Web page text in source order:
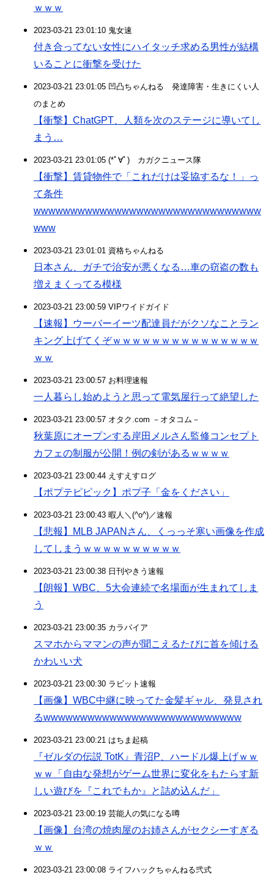
ｗｗｗ
2023-03-21 23:01:10 鬼女速
付き合ってない女性にハイタッチ求める男性が結構
いることに衝撃を受けた
2023-03-21 23:01:05 凹凸ちゃんねる 発達障害・生きにくい人
のまとめ
【衝撃】ChatGPT、人類を次のステージに導いてし
まう…
2023-03-21 23:01:05 (*ﾟ∀ﾟ)ゞカガクニュース隊
【衝撃】賃貸物件で「これだけは妥協するな！」っ
て条件
wwwwwwwwwwwwwwwwwwwwwwwwwwwwwww
www
2023-03-21 23:01:01 資格ちゃんねる
日本さん、ガチで治安が悪くなる…車の窃盗の数も
増えまくってる模様
2023-03-21 23:00:59 VIPワイドガイド
【速報】ウーバーイーツ配達員だがクソなことラン
キング上げてくぞｗｗｗｗｗｗｗｗｗｗｗｗｗｗｗ
ｗｗ
2023-03-21 23:00:57 お料理速報
一人暮らし始めようと思って電気屋行って絶望した
2023-03-21 23:00:57 オタク.com －オタコム－
秋葉原にオープンする岸田メルさん監修コンセプト
カフェの制服が公開！例の剣があるｗｗｗｗ
2023-03-21 23:00:44 えすえすログ
【ポプテピピック】ポプ子「金をください」
2023-03-21 23:00:43 暇人＼(^o^)／速報
【悲報】MLB JAPANさん、くっっそ寒い画像を作成
してしまうｗｗｗｗｗｗｗｗｗｗ
2023-03-21 23:00:38 日刊やきう速報
【朗報】WBC、5大会連続で名場面が生まれてしま
う
2023-03-21 23:00:35 カラパイア
スマホからママンの声が聞こえるたびに首を傾ける
かわいい犬
2023-03-21 23:00:30 ラビット速報
【画像】WBC中継に映ってた金髪ギャル、発見され
るwwwwwwwwwwwwwwwwwwwwwwwwwww
2023-03-21 23:00:21 はちま起稿
『ゼルダの伝説 TotK』青沼P、ハードル爆上げｗｗ
ｗｗ「自由な発想がゲーム世界に変化をもたらす新
しい遊びを『これでもか』と詰め込んだ」
2023-03-21 23:00:19 芸能人の気になる噂
【画像】台湾の焼肉屋のお姉さんがセクシーすぎる
ｗｗ
2023-03-21 23:00:08 ライフハックちゃんねる弐式